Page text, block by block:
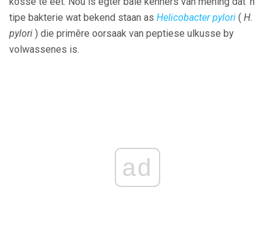
tipe bakterie wat bekend staan ​​as Helicobacter pylori ( H.
pylori ) die primêre oorsaak van peptiese ulkusse by
volwassenes is.
ad